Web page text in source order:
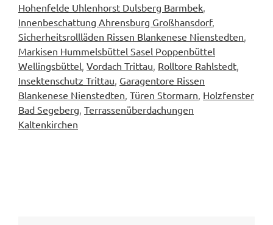
Hohenfelde Uhlenhorst Dulsberg Barmbek
Innenbeschattung Ahrensburg Großhansdorf,
Sicherheitsrollläden Rissen Blankenese Nienstedten
Markisen Hummelsbüttel Sasel Poppenbüttel
Wellingsbüttel Vordach Trittau Rolltore Rahlstedt
Insektenschutz Trittau Garagentore Rissen
Blankenese Nienstedten Türen Stormarn Holzfenster
Bad Segeberg Terrassenüberdachungen
Kaltenkirchen